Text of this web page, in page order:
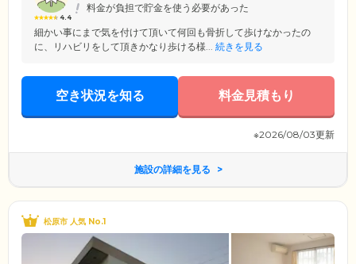
4.4
料金が負担で貯金を使う必要があった
細かい事にまで気を付けて頂いて何回も骨折して歩けなかったの
に、リハビリをして頂きかなり歩ける様... 続きを見る
空き状況を知る 料金見積もり
※2026/08/03更新
施設の詳細を見る
松原市 人気 No.1